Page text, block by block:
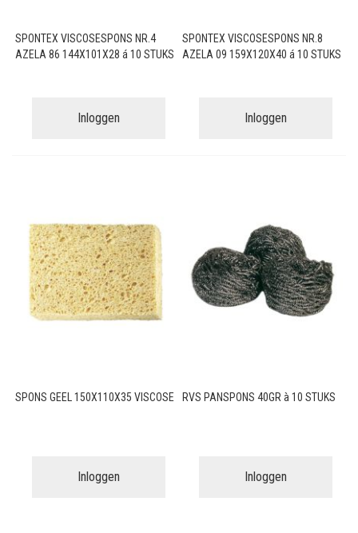
SPONTEX VISCOSESPONS NR.4
AZELA 86 144X101X28 á 10 STUKS
Inloggen
SPONTEX VISCOSESPONS NR.8
AZELA 09 159X120X40 á 10 STUKS
Inloggen
SPONS GEEL 150X110X35 VISCOSE
Inloggen
RVS PANSPONS 40GR à 10 STUKS
Inloggen